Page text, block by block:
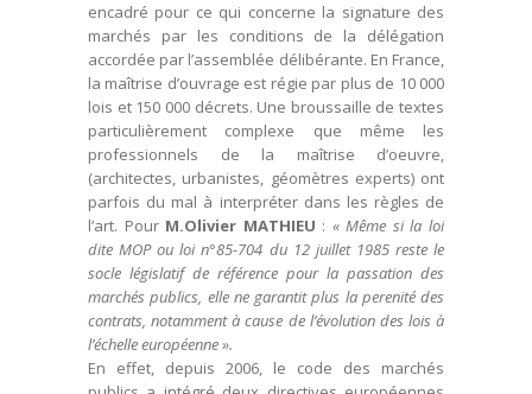
encadré pour ce qui concerne la signature des
marchés par les conditions de la délégation
accordée par l’assemblée délibérante. En France,
la maîtrise d’ouvrage est régie par plus de 10 000
lois et 150 000 décrets. Une broussaille de textes
particulièrement complexe que même les
professionnels de la maîtrise d’oeuvre,
(architectes, urbanistes, géomètres experts) ont
parfois du mal à interpréter dans les règles de
l’art. PourM.Olivier MATHIEU : « Même si la loi
dite MOP ou loi n°85-704 du 12 juillet 1985 reste le
socle législatif de référence pour la passation des
marchés publics, elle ne garantit plus la perenité des
contrats, notamment à cause de l’évolution des lois à
l’échelle européenne ».
En effet, depuis 2006, le code des marchés